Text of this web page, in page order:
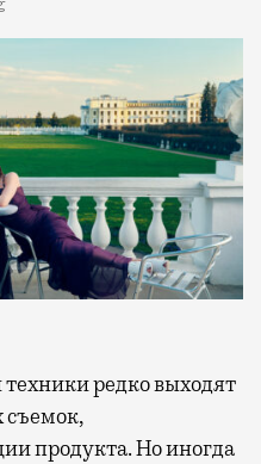
съемок,
продукта. Но иногда